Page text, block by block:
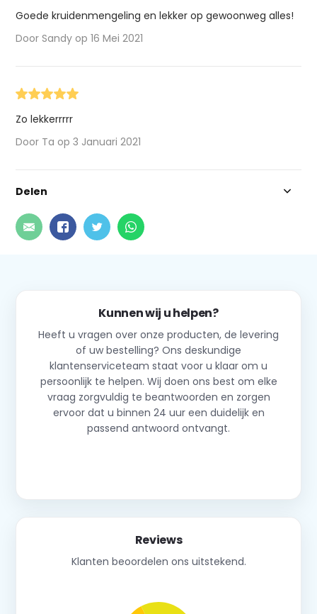
Goede kruidenmengeling en lekker op gewoonweg alles!
Door Sandy op 16 Mei 2021
Zo lekkerrrrr
Door Ta op 3 Januari 2021
Delen
Kunnen wij u helpen?
Heeft u vragen over onze producten, de levering
of uw bestelling? Ons deskundige
klantenserviceteam staat voor u klaar om u
persoonlijk te helpen. Wij doen ons best om elke
vraag zorgvuldig te beantwoorden en zorgen
ervoor dat u binnen 24 uur een duidelijk en
passend antwoord ontvangt.
Reviews
Klanten beoordelen ons uitstekend.